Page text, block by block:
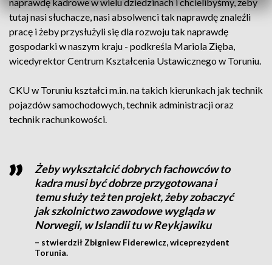
tutaj nasi słuchacze, nasi absolwenci tak naprawdę znaleźli
pracę i żeby przysłużyli się dla rozwoju tak naprawdę
gospodarki w naszym kraju - podkreśla Mariola Zięba,
wicedyrektor Centrum Kształcenia Ustawicznego w Toruniu.
CKU w Toruniu kształci m.in. na takich kierunkach jak technik
pojazdów samochodowych, technik administracji oraz
technik rachunkowości.
Żeby wykształcić dobrych fachowców to
kadra musi być dobrze przygotowana i
temu służy też ten projekt, żeby zobaczyć
jak szkolnictwo zawodowe wygląda w
Norwegii, w Islandii tu w Reykjawiku
– stwierdził Zbigniew Fiderewicz, wiceprezydent
Torunia.